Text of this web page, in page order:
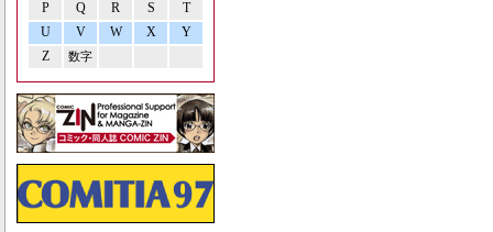
P Q R S
T
U
V W X
Y
Z
数字